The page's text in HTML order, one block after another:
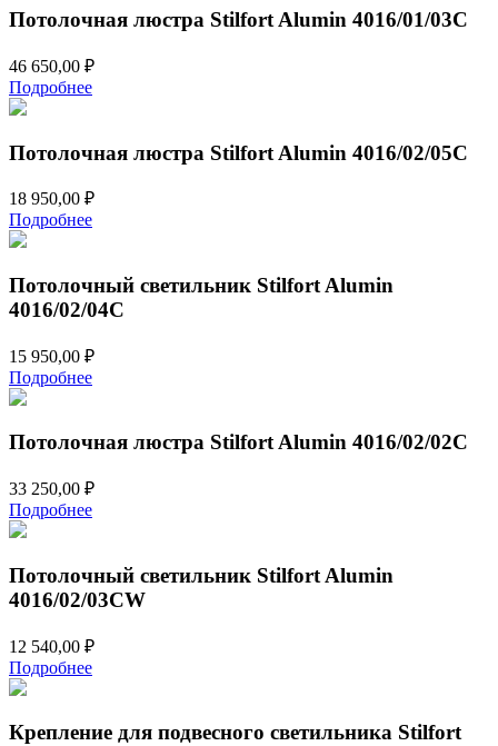
Потолочная люстра Stilfort Alumin 4016/01/03C
46 650,00 ₽
Подробнее
Потолочная люстра Stilfort Alumin 4016/02/05C
18 950,00 ₽
Подробнее
Потолочный светильник Stilfort Alumin
4016/02/04C
15 950,00 ₽
Подробнее
Потолочная люстра Stilfort Alumin 4016/02/02C
33 250,00 ₽
Подробнее
Потолочный светильник Stilfort Alumin
4016/02/03CW
12 540,00 ₽
Подробнее
Крепление для подвесного светильника Stilfort